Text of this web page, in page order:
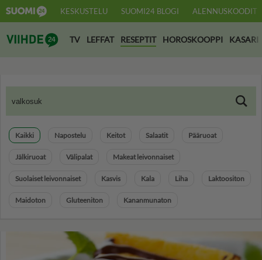
KESKUSTELU SUOMI24 BLOGI ALENNUSKOODIT
Suomi24 Viihde
TV LEFFAT RESEPTIT HOROSKOOPPI KASARI
Kaikki Napostelu Keitot Salaatit Pääruoat
Jälkiruoat Välipalat Makeat leivonnaiset
Suolaiset leivonnaiset Kasvis Kala Liha Laktoositon
Maidoton Gluteeniton Kananmunaton